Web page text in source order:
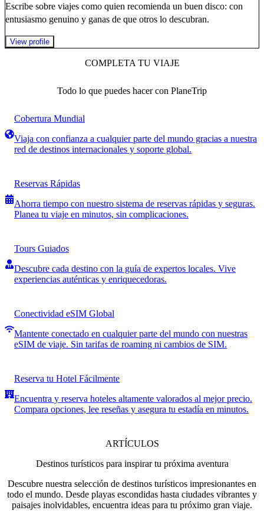
Escribe sobre viajes como quien recomienda un buen disco: con
entusiasmo genuino y ganas de que otros lo descubran.
View profile
COMPLETA TU VIAJE
Todo lo que puedes hacer con PlaneTrip
Cobertura Mundial
Viaja con confianza a cualquier parte del mundo gracias a nuestra
red de destinos internacionales y soporte global.
Reservas Rápidas
Ahorra tiempo con nuestro sistema de reservas rápidas y seguras.
Planea tu viaje en minutos, sin complicaciones.
Tours Guiados
Descubre cada destino con la guía de expertos locales. Vive
experiencias auténticas y enriquecedoras.
Conectividad eSIM Global
Mantente conectado en cualquier parte del mundo con nuestras
eSIM de viaje. Sin tarifas de roaming ni cambios de SIM.
Reserva tu Hotel Fácilmente
Encuentra y reserva hoteles altamente valorados al mejor precio.
Compara opciones, lee reseñas y asegura tu estadía en minutos.
ARTÍCULOS
Destinos turísticos para inspirar tu próxima aventura
Descubre nuestra selección de destinos turísticos impresionantes en
todo el mundo. Desde playas escondidas hasta ciudades vibrantes y
paisajes inolvidables, encuentra ideas para tu próximo gran viaje.